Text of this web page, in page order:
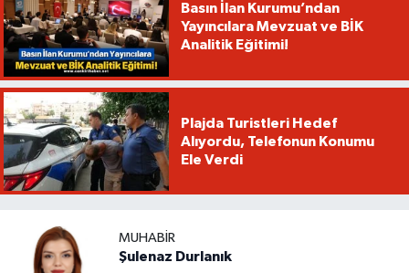
Basın İlan Kurumu’ndan
Yayıncılara Mevzuat ve BİK
Analitik Eğitimi!
Plajda Turistleri Hedef
Alıyordu, Telefonun Konumu
Ele Verdi
MUHABIR
Şulenaz Durlanık